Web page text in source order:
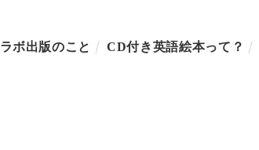
ラボ出版のこと CD付き英語絵本って？